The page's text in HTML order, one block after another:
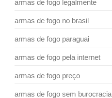
armas de fogo legalmente
armas de fogo no brasil
armas de fogo paraguai
armas de fogo pela internet
armas de fogo preço
armas de fogo sem burocracia